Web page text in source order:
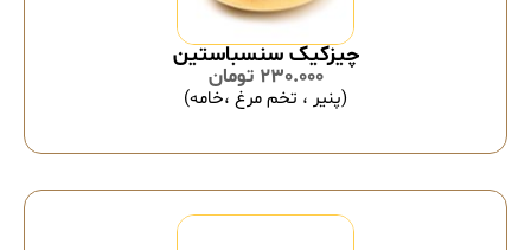
چیزکیک سنسباستین
230.000 تومان
(پنیر ، تخم مرغ ،خامه)